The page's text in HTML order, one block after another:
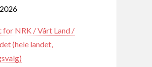
for NRK / Vårt Land /
(hele landet,